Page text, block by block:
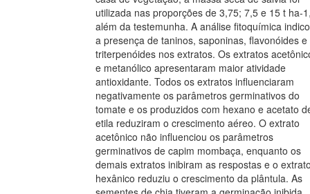
utilizada nas proporções de 3,75; 7,5 e 15 t ha-
além da testemunha. A análise fitoquímica
a presença de taninos, saponinas, flavonóides e
triterpenóides nos extratos. Os extratos
e metanólico apresentaram maior atividade
antioxidante. Todos os extratos influenciaram
negativamente os parâmetros germinativos do
tomate e os produzidos com hexano e acetato
etila reduziram o crescimento aéreo. O extrato
acetônico não influenciou os parâmetros
germinativos de capim mombaça, enquanto os
demais extratos inibiram as respostas e o
hexânico reduziu o crescimento da plântula. As